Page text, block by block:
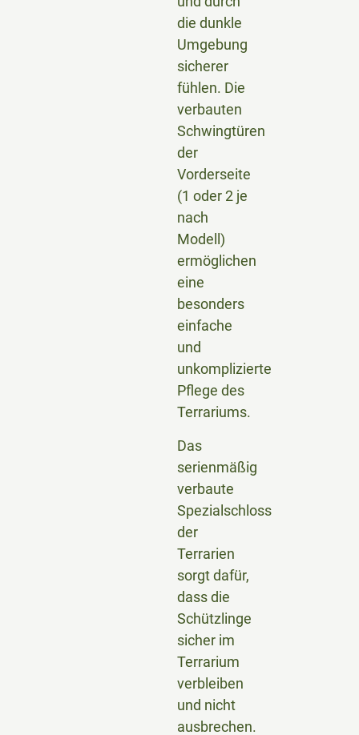
die dunkle
Umgebung
sicherer
fühlen. Die
verbauten
Schwingtüren
der
Vorderseite
(1 oder 2 je
nach
Modell)
ermöglichen
eine
besonders
einfache
und
unkomplizierte
Pflege des
Terrariums.
Das
serienmäßig
verbaute
Spezialschloss
der
Terrarien
sorgt dafür,
dass die
Schützlinge
sicher im
Terrarium
verbleiben
und nicht
ausbrechen.